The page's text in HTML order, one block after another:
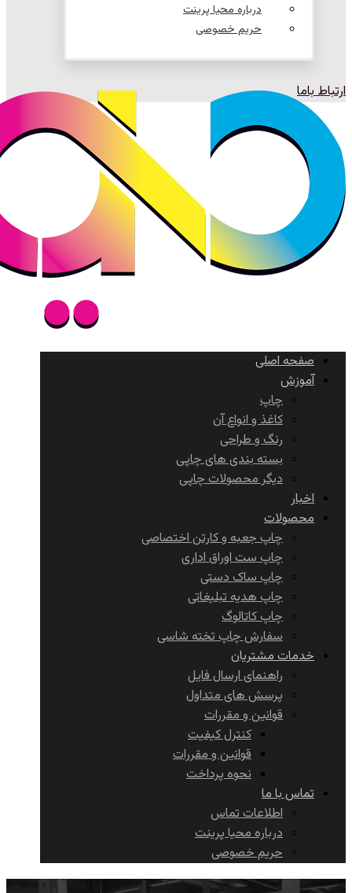
درباره محیا پرینت
حریم خصوصی
ارتباط باما
صفحه اصلی
آموزش
چاپ
کاغذ و انواع آن
رنگ و طراحی
بسته بندی های چاپی
دیگر محصولات چاپی
اخبار
محصولات
چاپ جعبه و کارتن اختصاصی
چاپ ست اوراق اداری
چاپ ساک دستی
چاپ هدیه تبلیغاتی
چاپ کاتالوگ
سفارش چاپ تخته شاسی
خدمات مشتریان
راهنمای ارسال فایل
پرسش های متداول
قوانین و مقررات
کنترل کیفیت
قوانین و مقررات
نحوه پرداخت
تماس با ما
اطلاعات تماس
درباره محیا پرینت
حریم خصوصی